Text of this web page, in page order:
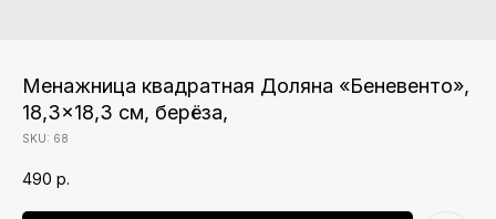
Менажница квадратная Доляна «Беневенто»,
18,3×18,3 см, берёза,
SKU: 68
490 р.